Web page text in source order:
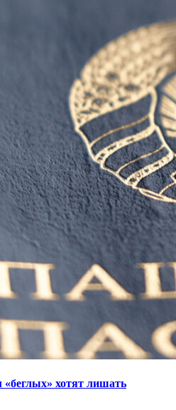
хотят лишать